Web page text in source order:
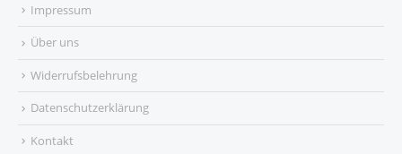
Impressum
Über uns
Widerrufsbelehrung
Datenschutzerklärung
Kontakt